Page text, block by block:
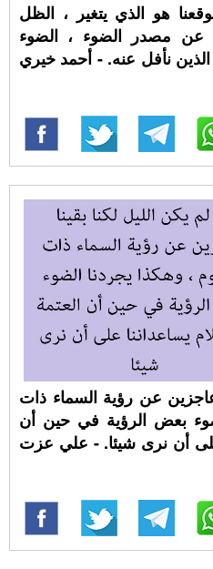
هو الذي يتغير ، الظل
عن مصدر الضوء ، الضوء
الذين نأفل عنه. - أحمد خيري
عاجزين عن رؤية السماء ذات
بعض الرؤية في حين أن
على أن نرى شيئا. - علي عزت